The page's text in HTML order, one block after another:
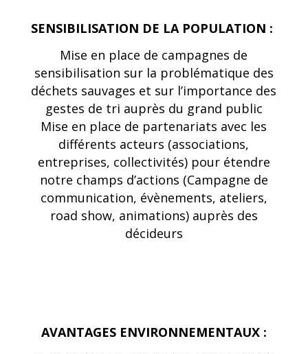
SENSIBILISATION DE LA POPULATION :
Mise en place de campagnes de
sensibilisation sur la problématique des
déchets sauvages et surl’importance des
gestes de tri auprès du grand public
Mise en place de partenariats avec les
différents acteurs (associations,
entreprises, collectivités) pourétendre
notre champs d’actions (Campagne de
communication, évènements, ateliers,
road show, animations) auprès des
décideurs
AVANTAGES ENVIRONNEMENTAUX :